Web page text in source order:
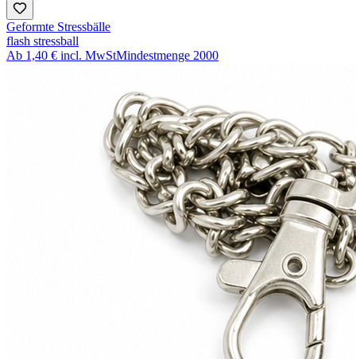
Geformte Stressbälle
flash stressball
Ab 1,40 € incl. MwStMindestmenge 2000